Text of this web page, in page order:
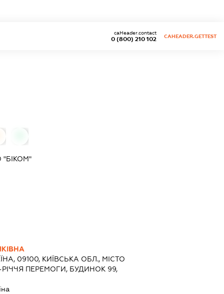
0 (800) 210 102
caHeader.contact
CAHEADER.GETTEST
09100, КИЇВСЬКА ОБЛ., МІСТО
ПЕРЕМОГИ, БУДИНОК 99,